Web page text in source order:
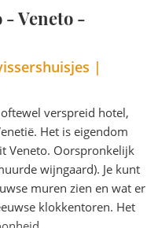
- Veneto -
|
oftewel verspreid hotel,
Het is eigendom
Veneto. Oorspronkelijk
wijngaard). Je kunt
muren zien en wat er
klokkentoren. Het